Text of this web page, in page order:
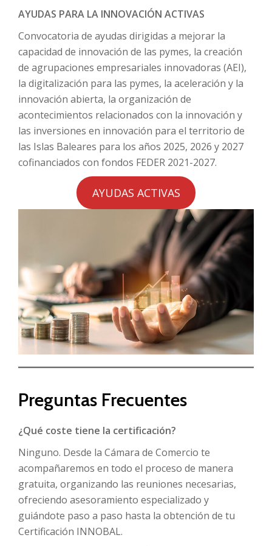
AYUDAS PARA LA INNOVACIÓN ACTIVAS
Convocatoria de ayudas dirigidas a mejorar la
capacidad de innovación de las pymes, la creación
de agrupaciones empresariales innovadoras (AEI),
la digitalización para las pymes, la aceleración y la
innovación abierta, la organización de
acontecimientos relacionados con la innovación y
las inversiones en innovación para el territorio de
las Islas Baleares para los años 2025, 2026 y 2027
cofinanciados con fondos FEDER 2021-2027.
AYUDAS ACTIVAS
Preguntas Frecuentes
¿Qué coste tiene la certificación?
Ninguno. Desde la Cámara de Comercio te
acompañaremos en todo el proceso de manera
gratuita, organizando las reuniones necesarias,
ofreciendo asesoramiento especializado y
guiándote paso a paso hasta la obtención de tu
Certificación INNOBAL.